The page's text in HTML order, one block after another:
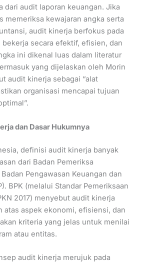
dari audit laporan keuangan. Jika
memeriksa kewajaran angka serta
audit kinerja berfokus pada
secara efektif, efisien, dan
ini dikenal luas dalam literatur
yang dijelaskan oleh Morin
audit kinerja sebagai “alat
organisasi mencapai tujuan
dan Dasar Hukumnya
definisi audit kinerja banyak
dari Badan Pemeriksa
Pengawasan Keuangan dan
BPK (melalui Standar Pemeriksaan
2017) menyebut audit kinerja
atas aspek ekonomi, efisiensi, dan
kriteria yang jelas untuk menilai
atau entitas.
audit kinerja merujuk pada